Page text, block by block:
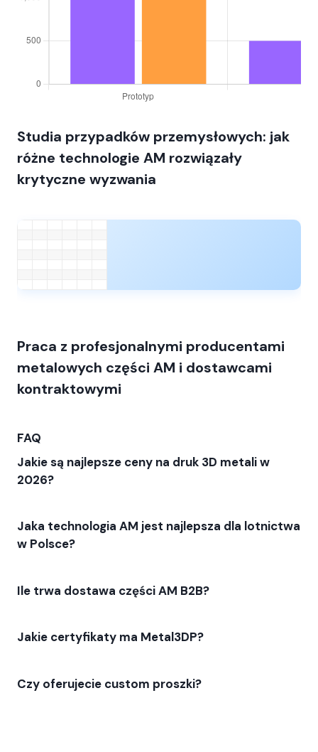
Studia przypadków przemysłowych: jak
różne technologie AM rozwiązały
krytyczne wyzwania
Praca z profesjonalnymi producentami
metalowych części AM i dostawcami
kontraktowymi
FAQ
Jakie są najlepsze ceny na druk 3D metali w
2026?
Jaka technologia AM jest najlepsza dla lotnictwa
w Polsce?
Ile trwa dostawa części AM B2B?
Jakie certyfikaty ma Metal3DP?
Czy oferujecie custom proszki?